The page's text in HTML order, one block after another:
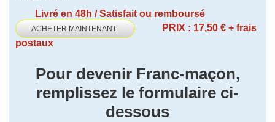
Livré en 48h / Satisfait ou remboursé
ACHETER MAINTENANT
PRIX : 17,50 € + frais
postaux
Pour devenir Franc-maçon,
remplissez le formulaire ci-
dessous